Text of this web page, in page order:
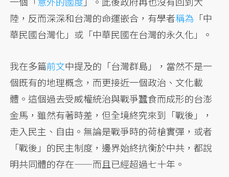
陸，反而深深和台灣的命運嵌合，有學者稱為 「中
華民國台灣化」或「中華民國在台灣的永久化」。
我在多篇前文中提及的「台灣群島」，當然不是一
個既有的地理概念，而更接近一個政治、文化載
體。這個過去受威權統治與戰爭蠶食而成形的台澎
金馬，雖然有著時差，但全境終究來到「戰後」，
走入民主、自由。無論是戰爭時的荷槍實彈，或者
「戰後」的民主制度，邊界始終抗衡於中共，都說
明共同體的存在——而且已經超過七十年。